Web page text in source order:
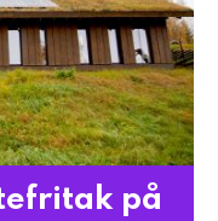
på